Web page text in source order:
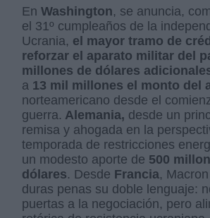
EnWashington, se anuncia,
el 31º cumpleaños de la
Ucrania, el mayor tramo de
reforzar el aparato militar del
millones de dólares
a 13 mil millones el monto del
norteamericano desde el
guerra. Alemania, desde un
remisa y ahogada en la
temporada de restricciones
un modesto aporte de 500
dólares. Desde Francia,
duras penas su doble lenguaje:
puertas a la negociación, pero